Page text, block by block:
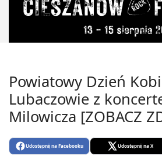
Powiatowy Dzień
Lubaczowie z
Milowicza [ZOBACZ
Udostępnij na Facebooku Udostępnij na X